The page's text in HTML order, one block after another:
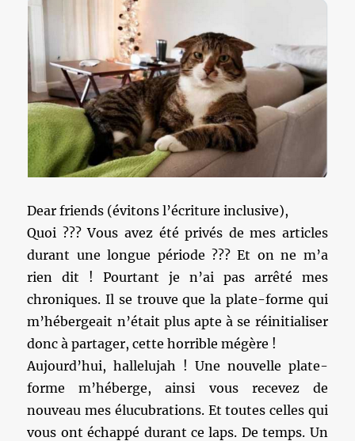
Dear friends (évitons l’écriture inclusive),
Quoi ??? Vous avez été privés de mes articles
durant une longue période ??? Et on ne m’a
rien dit ! Pourtant je n’ai pas arrêté mes
chroniques. Il se trouve que la plate-forme qui
m’hébergeait n’était plus apte à se réinitialiser
donc à partager, cette horrible mégère !
Aujourd’hui, hallelujah ! Une nouvelle plate-
forme m’héberge, ainsi vous recevez de
nouveau mes élucubrations. Et toutes celles qui
vous ont échappé durant ce laps. De temps. Un